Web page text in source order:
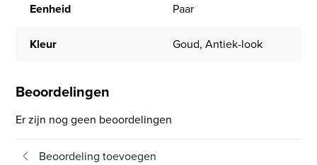
Eenheid Paar
Kleur Goud, Antiek-look
Beoordelingen
Er zijn nog geen beoordelingen
Beoordeling toevoegen